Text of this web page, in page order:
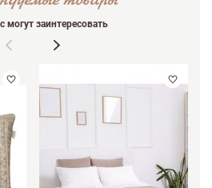
могут заинтересовать